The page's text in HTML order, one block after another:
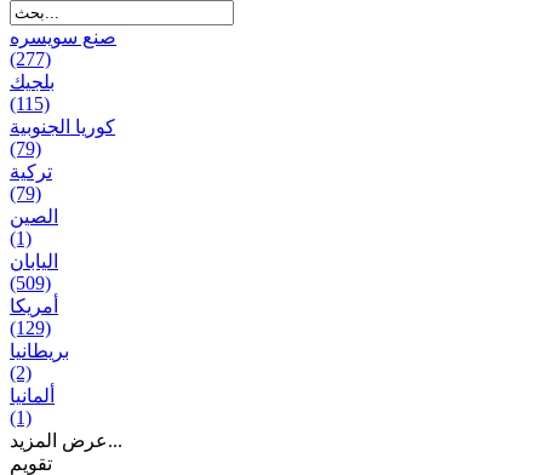
صنع سویسره
(277)
بلجيك
(115)
كوريا الجنوبية
(79)
تركية
(79)
الصين
(1)
اليابان
(509)
أمريكا
(129)
بریطانیا
(2)
ألمانيا
(1)
عرض المزيد...
تقويم